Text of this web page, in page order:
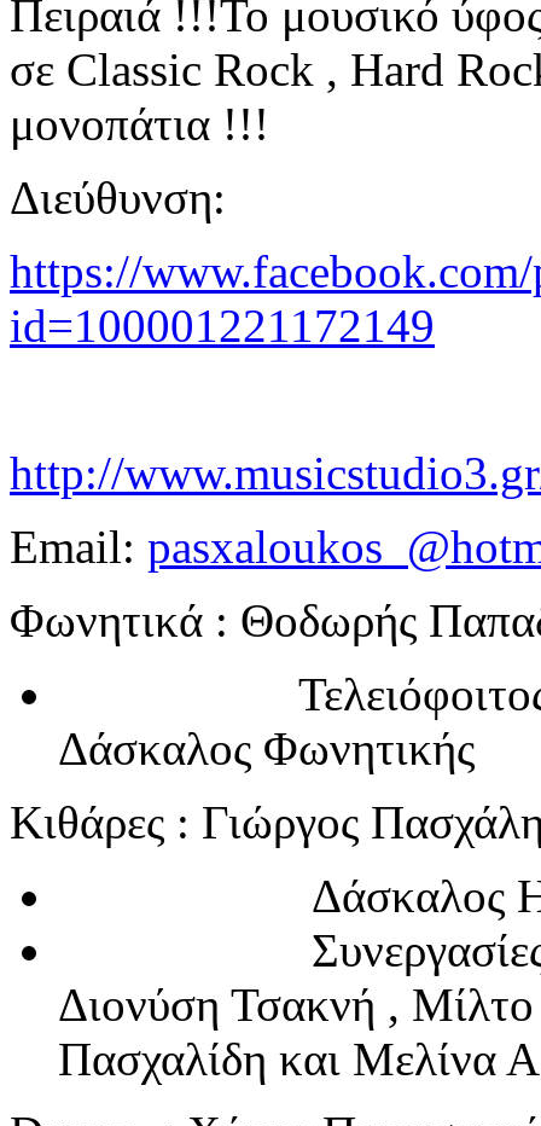
Πειραιά !!!Το μουσικό
σε Classic Rock , Hard
μονοπάτια !!!
Διεύθυνση:
https://
id=100001221172149
http://
Email:
Φωνητικά : Θοδωρής
Τελειόφοιτος
Δάσκαλος Φωνητικής
Κιθάρες : Γιώργος
Δάσκαλος
Συνεργασίες με
Διονύση
Πασχαλίδη και Μελίνα